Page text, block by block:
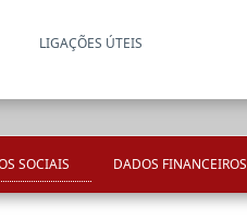
LIGAÇÕES ÚTEIS
SOCIAIS DADOS FINANCEIROS